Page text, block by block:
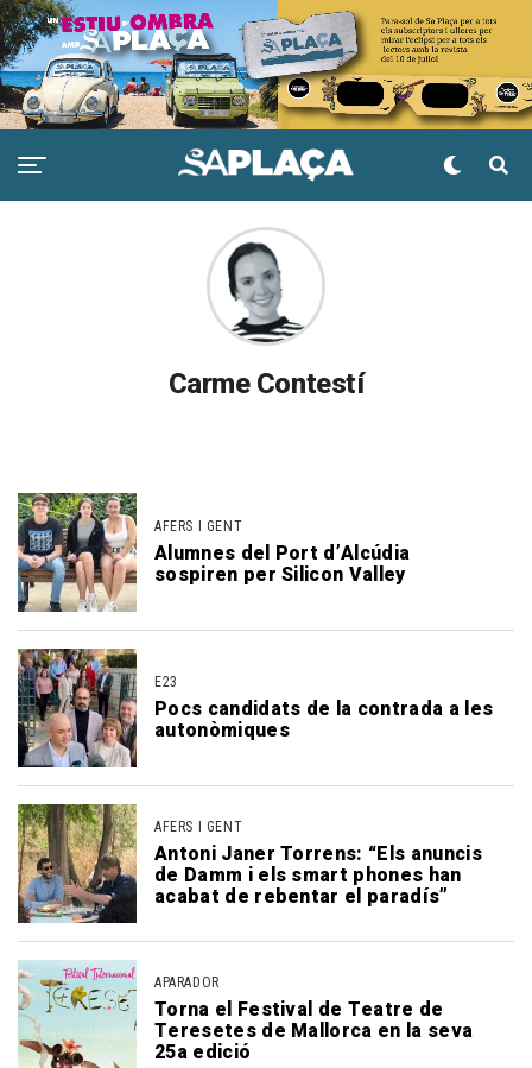
Carme Contestí
AFERS I GENT
Alumnes del Port d’Alcúdia
sospiren per Silicon Valley
E23
Pocs candidats de la contrada a les
autonòmiques
AFERS I GENT
Antoni Janer Torrens: “Els anuncis
de Damm i els smart phones han
acabat de rebentar el paradís”
APARADOR
Torna el Festival de Teatre de
Teresetes de Mallorca en la seva
25a edició